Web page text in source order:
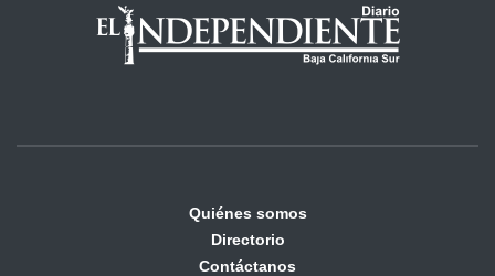
Quiénes somos
Directorio
Contáctanos